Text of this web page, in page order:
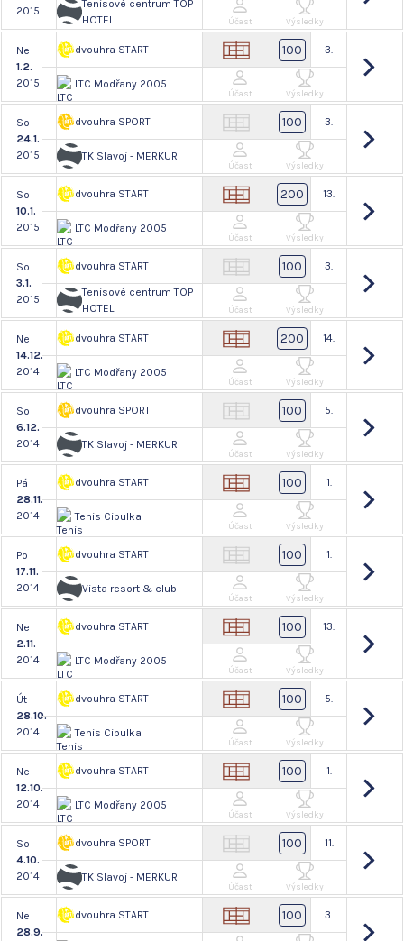
2015
Tenisové centrum TOP
HOTEL
Účast Výsledky
Ne
1.2.
2015
dvouhra START
LTC Modřany 2005
100 3.
Účast Výsledky
So
24.1.
2015
dvouhra SPORT
TK Slavoj - MERKUR
100 3.
Účast Výsledky
So
10.1.
2015
dvouhra START
LTC Modřany 2005
200 13.
Účast Výsledky
So
3.1.
2015
dvouhra START
Tenisové centrum TOP
HOTEL
100 3.
Účast Výsledky
Ne
14.12.
2014
dvouhra START
LTC Modřany 2005
200 14.
Účast Výsledky
So
6.12.
2014
dvouhra SPORT
TK Slavoj - MERKUR
100 5.
Účast Výsledky
Pá
28.11.
2014
dvouhra START
Tenis Cibulka
100 1.
Účast Výsledky
Po
17.11.
2014
dvouhra START
Vista resort & club
100 1.
Účast Výsledky
Ne
2.11.
2014
dvouhra START
LTC Modřany 2005
100 13.
Účast Výsledky
Út
28.10.
2014
dvouhra START
Tenis Cibulka
100 5.
Účast Výsledky
Ne
12.10.
2014
dvouhra START
LTC Modřany 2005
100 1.
Účast Výsledky
So
4.10.
2014
dvouhra SPORT
TK Slavoj - MERKUR
100 11.
Účast Výsledky
Ne
28.9.
dvouhra START 100 3.